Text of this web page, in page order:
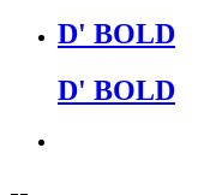
D' BOLD
D' BOLD